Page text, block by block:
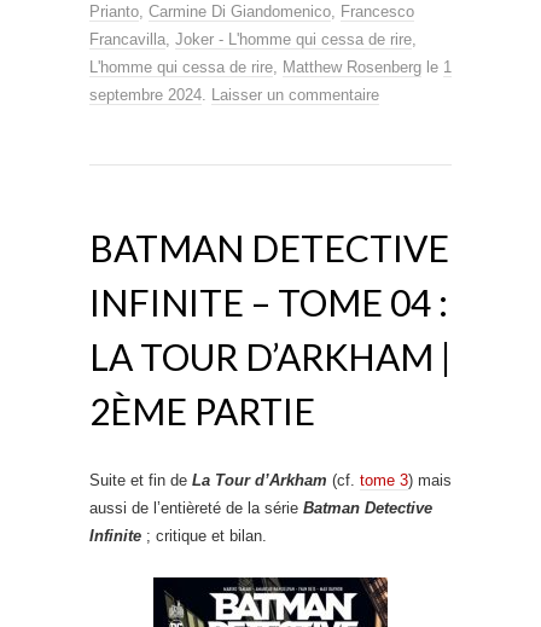
Prianto, Carmine Di Giandomenico, Francesco
Francavilla, Joker - L'homme qui cessa de rire,
L'homme qui cessa de rire, Matthew Rosenberg le 1
septembre 2024. Laisser un commentaire
BATMAN DETECTIVE
INFINITE – TOME 04 :
LA TOUR D’ARKHAM |
2ÈME PARTIE
Suite et fin de La Tour d’Arkham (cf. tome 3) mais
aussi de l’entièreté de la série Batman Detective
Infinite ; critique et bilan.